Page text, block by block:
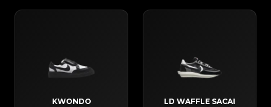
KWONDO LD WAFFLE SACAI